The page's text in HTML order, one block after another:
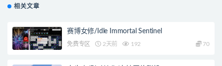
相关文章
赛博女修/Idle Immortal Sentinel
免费专区 2天前 192 70